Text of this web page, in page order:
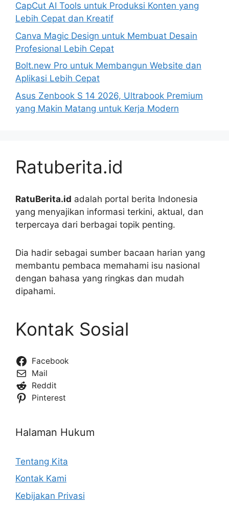
CapCut AI Tools untuk Produksi Konten yang
Lebih Cepat dan Kreatif
Canva Magic Design untuk Membuat Desain
Profesional Lebih Cepat
Bolt.new Pro untuk Membangun Website dan
Aplikasi Lebih Cepat
Asus Zenbook S 14 2026, Ultrabook Premium
yang Makin Matang untuk Kerja Modern
Ratuberita.id
RatuBerita.id adalah portal berita Indonesia
yang menyajikan informasi terkini, aktual, dan
terpercaya dari berbagai topik penting.
Dia hadir sebagai sumber bacaan harian yang
membantu pembaca memahami isu nasional
dengan bahasa yang ringkas dan mudah
dipahami.
Kontak Sosial
Facebook
Mail
Reddit
Pinterest
Halaman Hukum
Tentang Kita
Kontak Kami
Kebijakan Privasi